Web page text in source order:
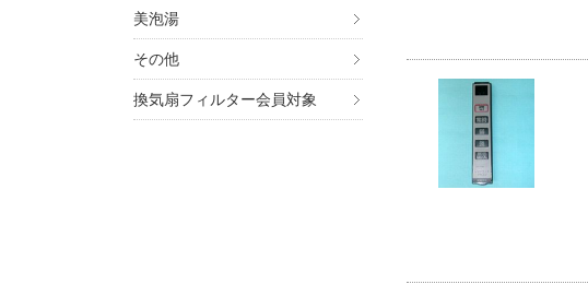
美泡湯
その他
換気扇フィルター会員対象